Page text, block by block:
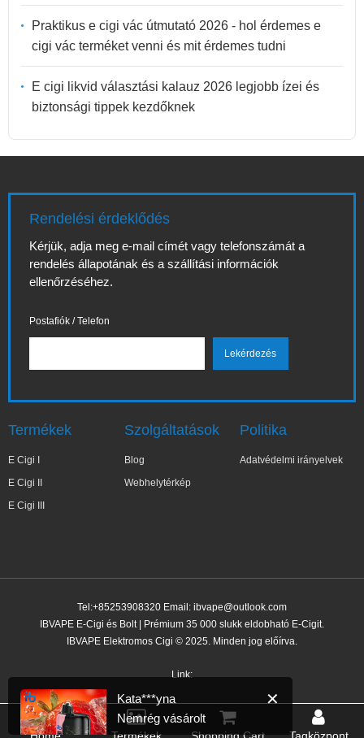
Praktikus e cigi vác útmutató 2026 - hol érdemes e
cigi vác terméket venni és mit érdemes tudni
E cigi likvid választási kalauz 2026 legjobb ízei és
biztonsági tippek kezdőknek
Rendelési érdeklődés
Kérjük, adja meg e-mail címét vagy telefonszámát a
rendelés állapotának és a szállítási információk
ellenőrzéséhez.
Postafiók / Telefon
Termékek
E Cigi I
E Cigi II
E Cigi III
Szolgáltatások
Blog
Webhelytérkép
Politika
Adatvédelmi irányelvek
Tel:+85253908320 Email: ibvape@outlook.com
IBVAPE E-Cigi és Bolt | Prémium 35 000 slukk eldobható E-Cigit.
IBVAPE Elektromos Cigi © 2025. Minden jog előírva.
Link:
✕
Kata***yna
1 órával ezelőtt